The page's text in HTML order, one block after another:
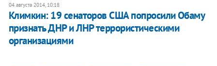
04 августа 2014, 10:18
Климкин: 19 сенаторов США попросили Обаму
признать ДНР и ЛНР террористическими
организациями